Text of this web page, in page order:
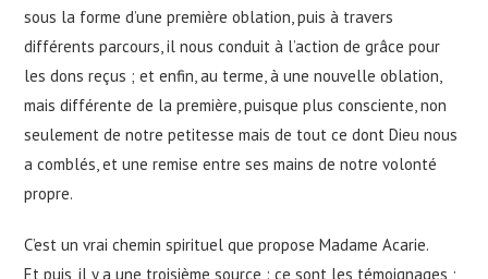
sous la forme d’une première oblation, puis à travers
différents parcours, il nous conduit à l’action de grâce pour
les dons reçus ; et enfin, au terme, à une nouvelle oblation,
mais différente de la première, puisque plus consciente, non
seulement de notre petitesse mais de tout ce dont Dieu nous
a comblés, et une remise entre ses mains de notre volonté
propre.
C’est un vrai chemin spirituel que propose Madame Acarie.
Et puis, il y a une troisième source : ce sont les témoignages ;